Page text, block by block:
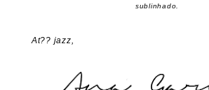
sublinhado.
At?? jazz,